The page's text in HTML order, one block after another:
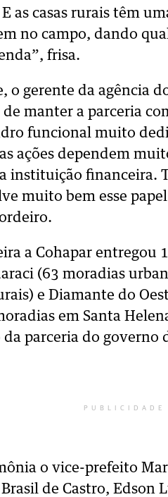
as casas rurais têm
no campo, dando
frisa.
o gerente da agência
manter a parceria
funcional muito
ações dependem
instituição financeira.
muito bem esse
a Cohapar entregou
(63 moradias
e Diamante do
em Santa
parceria do governo
PUBLICIDADE
o vice-prefeito
de Castro, Edson